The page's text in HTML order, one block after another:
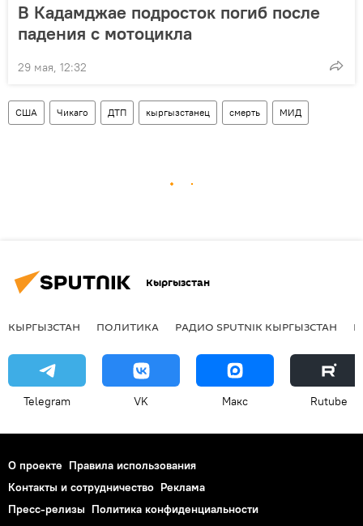
В Кадамджае подросток погиб после
падения с мотоцикла
29 мая, 12:32
США Чикаго ДТП кыргызстанец смерть МИД
Кыргызстан
КЫРГЫЗСТАН ПОЛИТИКА РАДИО SPUTNIK КЫРГЫЗСТАН
Telegram VK Макс Rutube
О проекте Правила использования
Контакты и сотрудничество Реклама
Пресс-релизы Политика конфиденциальности